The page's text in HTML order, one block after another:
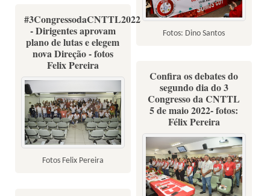
Fotos: Dino Santos
#3CongressodaCNTTL2022
- Dirigentes aprovam
plano de lutas e elegem
nova Direção - fotos
Felix Pereira
Fotos Felix Pereira
Confira os debates do
segundo dia do 3
Congresso da CNTTL
5 de maio 2022- fotos:
Félix Pereira